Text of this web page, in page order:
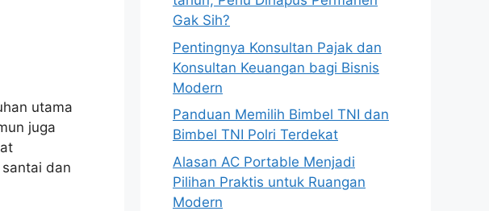
utama
juga
dan
Gak Sih?
Pentingnya Konsultan Pajak dan
Konsultan Keuangan bagi Bisnis
Modern
Panduan Memilih Bimbel TNI dan
Bimbel TNI Polri Terdekat
Alasan AC Portable Menjadi
Pilihan Praktis untuk Ruangan
Modern